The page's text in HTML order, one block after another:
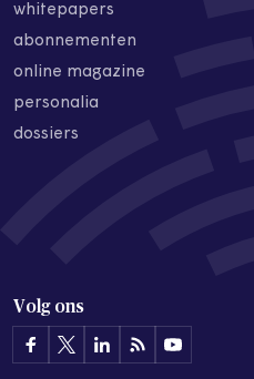
whitepapers
abonnementen
online magazine
personalia
dossiers
Volg ons